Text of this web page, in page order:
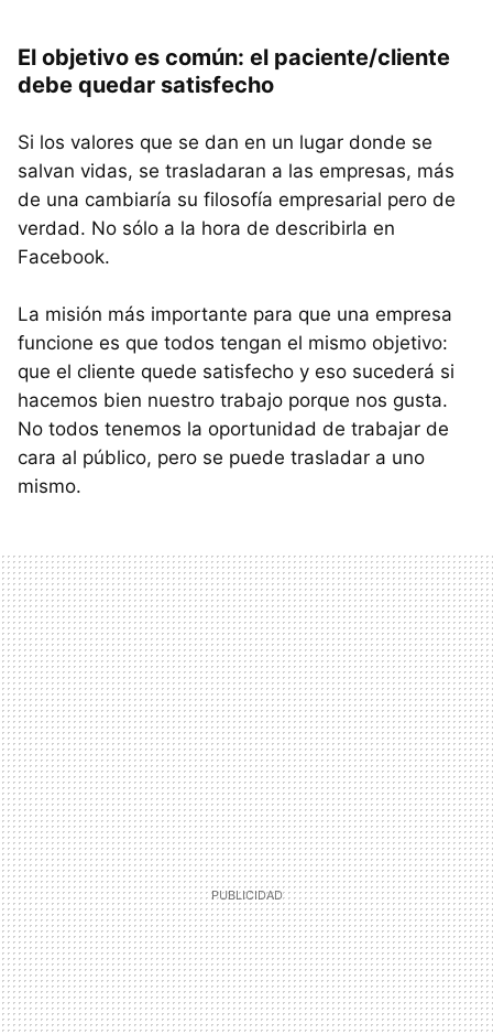
El objetivo es común: el paciente/cliente
debe quedar satisfecho
Si los valores que se dan en un lugar donde se
salvan vidas, se trasladaran a las empresas, más
de una cambiaría su filosofía empresarial pero de
verdad. No sólo a la hora de describirla en
Facebook.
La misión más importante para que una empresa
funcione es que todos tengan el mismo objetivo:
que el cliente quede satisfecho y eso sucederá si
hacemos bien nuestro trabajo porque nos gusta.
No todos tenemos la oportunidad de trabajar de
cara al público, pero se puede trasladar a uno
mismo.